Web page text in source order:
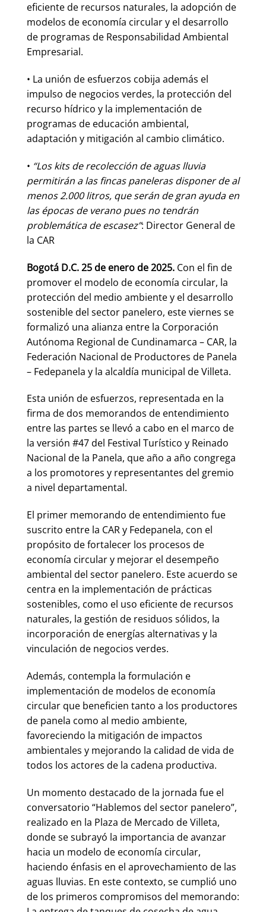
eficiente de recursos naturales, la adopción de
modelos de economía circular y el desarrollo
de programas de Responsabilidad Ambiental
Empresarial.
• La unión de esfuerzos cobija además el
impulso de negocios verdes, la protección del
recurso hídrico y la implementación de
programas de educación ambiental,
adaptación y mitigación al cambio climático.
• “Los kits de recolección de aguas lluvia
permitirán a las fincas paneleras disponer de al
menos 2.000 litros, que serán de gran ayuda en
las épocas de verano pues no tendrán
problemática de escasez”: Director General de
la CAR
Bogotá D.C. 25 de enero de 2025. Con el fin de
promover el modelo de economía circular, la
protección del medio ambiente y el desarrollo
sostenible del sector panelero, este viernes se
formalizó una alianza entre la Corporación
Autónoma Regional de Cundinamarca – CAR, la
Federación Nacional de Productores de Panela
– Fedepanela y la alcaldía municipal de Villeta.
Esta unión de esfuerzos, representada en la
firma de dos memorandos de entendimiento
entre las partes se llevó a cabo en el marco de
la versión #47 del Festival Turístico y Reinado
Nacional de la Panela, que año a año congrega
a los promotores y representantes del gremio
a nivel departamental.
El primer memorando de entendimiento fue
suscrito entre la CAR y Fedepanela, con el
propósito de fortalecer los procesos de
economía circular y mejorar el desempeño
ambiental del sector panelero. Este acuerdo se
centra en la implementación de prácticas
sostenibles, como el uso eficiente de recursos
naturales, la gestión de residuos sólidos, la
incorporación de energías alternativas y la
vinculación de negocios verdes.
Además, contempla la formulación e
implementación de modelos de economía
circular que beneficien tanto a los productores
de panela como al medio ambiente,
favoreciendo la mitigación de impactos
ambientales y mejorando la calidad de vida de
todos los actores de la cadena productiva.
Un momento destacado de la jornada fue el
conversatorio “Hablemos del sector panelero”,
realizado en la Plaza de Mercado de Villeta,
donde se subrayó la importancia de avanzar
hacia un modelo de economía circular,
haciendo énfasis en el aprovechamiento de las
aguas lluvias. En este contexto, se cumplió uno
de los primeros compromisos del memorando: